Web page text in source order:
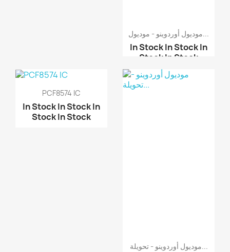
موديول أوردوينو - موديول...
In StockIn StockIn
StockIn Stock
PCF8574 IC
In StockIn StockIn
StockIn Stock
موديول أوردوينو - تحويلة...